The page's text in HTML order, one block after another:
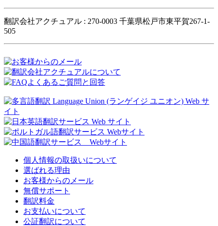
翻訳会社アクチュアル : 270-0003 千葉県松戸市東平賀267-1-
505
個人情報の取扱いについて
選ばれる理由
お客様からのメール
無償サポート
翻訳料金
お支払いについて
公証翻訳について